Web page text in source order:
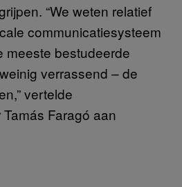
“We weten relatief
communicatiesysteem
meeste bestudeerde
verrassend – de
vertelde
Faragó aan